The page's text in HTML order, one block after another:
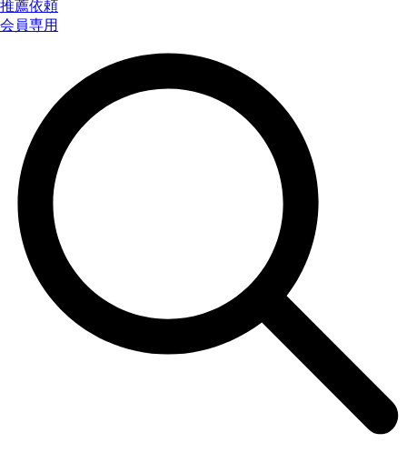
推薦依頼
会員専用